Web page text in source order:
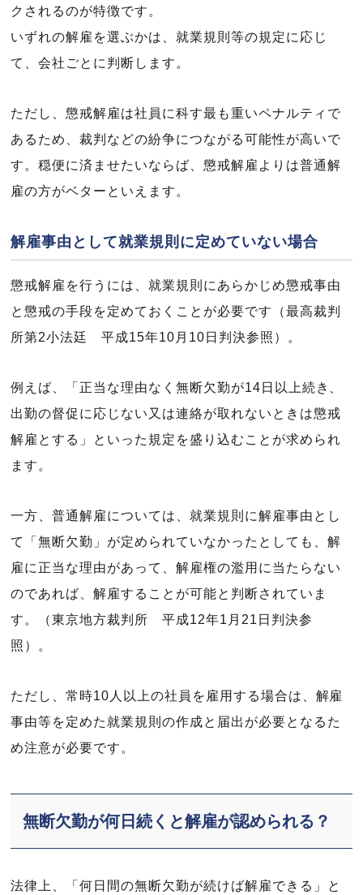
クされるのが特徴です。
いずれの解雇を選ぶかは、就業規則等の規定に応じ
て、会社ごとに判断します。
ただし、懲戒解雇は社員に科す最も重いペナルティで
あるため、裁判などの紛争につながる可能性が高いで
す。穏便に済ませたいならば、懲戒解雇よりは普通解
雇の方がベターといえます。
解雇事由として就業規則に定めていない場合
懲戒解雇を行うには、就業規則にあらかじめ懲戒事由
と懲戒の手段を定めておくことが必要です（最高裁判
所第2小法廷 平成15年10月10日判決参照）。
例えば、「正当な理由なく無断欠勤が14日以上続き、
出勤の督促に応じない又は連絡が取れないときは懲戒
解雇とする」といった規定を盛り込むことが求められ
ます。
一方、普通解雇については、就業規則に解雇事由とし
て「無断欠勤」が定められていなかったとしても、解
雇に正当な理由があって、解雇権の濫用に当たらない
のであれば、解雇することが可能と判断されていま
す。（東京地方裁判所 平成12年1月21日判決参
照）。
ただし、常時10人以上の社員を雇用する場合は、解雇
事由等を定めた就業規則の作成と届出が必要となるた
め注意が必要です。
無断欠勤が何日続くと解雇が認められる？
法律上、「何日間の無断欠勤が続けば解雇できる」と